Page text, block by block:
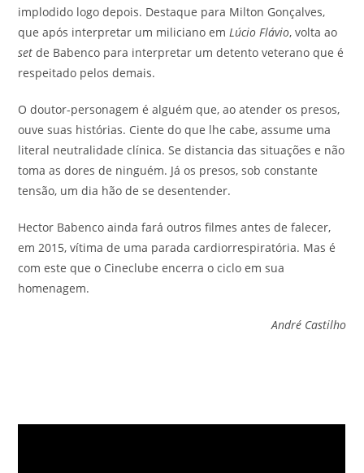
implodido logo depois. Destaque para Milton Gonçalves,
que após interpretar um miliciano em Lúcio Flávio, volta ao
set de Babenco para interpretar um detento veterano que é
respeitado pelos demais.
O doutor-personagem é alguém que, ao atender os presos,
ouve suas histórias. Ciente do que lhe cabe, assume uma
literal neutralidade clínica. Se distancia das situações e não
toma as dores de ninguém. Já os presos, sob constante
tensão, um dia hão de se desentender.
Hector Babenco ainda fará outros filmes antes de falecer,
em 2015, vítima de uma parada cardiorrespiratória. Mas é
com este que o Cineclube encerra o ciclo em sua
homenagem.
André Castilho